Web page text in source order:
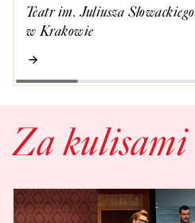
Teatr im. Juliusza Słowackiego
w Krakowie
Za kulisami